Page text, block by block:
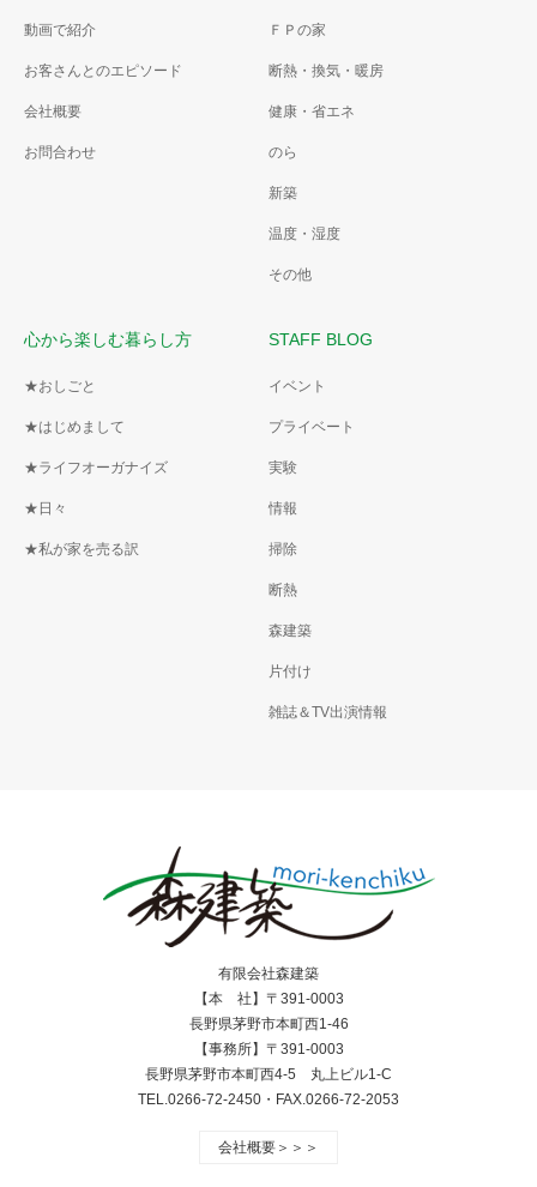
動画で紹介
お客さんとのエピソード
会社概要
お問合わせ
ＦＰの家
断熱・換気・暖房
健康・省エネ
のら
新築
温度・湿度
その他
心から楽しむ暮らし方
★おしごと
★はじめまして
★ライフオーガナイズ
★日々
★私が家を売る訳
STAFF BLOG
イベント
プライベート
実験
情報
掃除
断熱
森建築
片付け
雑誌＆TV出演情報
有限会社森建築
【本 社】〒391-0003
長野県茅野市本町西1-46
【事務所】〒391-0003
長野県茅野市本町西4-5 丸上ビル1-C
TEL.0266-72-2450・FAX.0266-72-2053
会社概要＞＞＞